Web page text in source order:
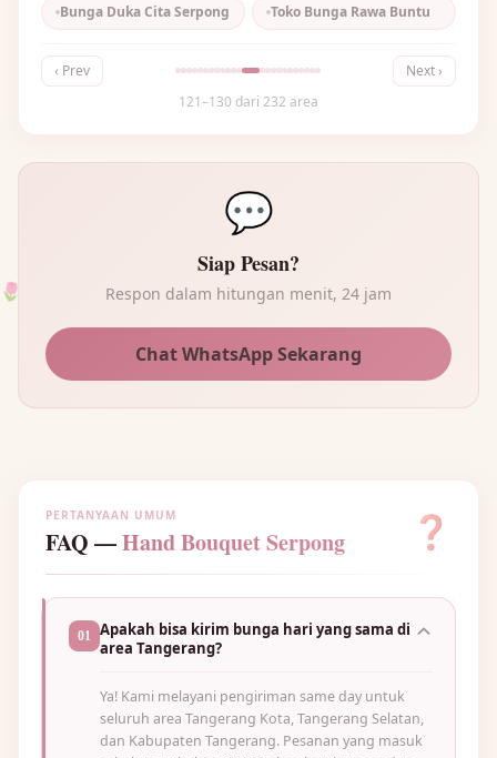
🌷
Bunga Duka Cita Serpong Toko Bunga Rawa Buntu
‹ Prev
Next ›
121–130 dari 232 area
💬
Siap Pesan?
Respon dalam hitungan menit, 24 jam
Chat WhatsApp Sekarang
PERTANYAAN UMUM
FAQ —Hand Bouquet Serpong ❓
01
Apakah bisa kirim bunga hari yang sama di
area Tangerang?
Ya! Kami melayani pengiriman same day untuk
seluruh area Tangerang Kota, Tangerang Selatan,
dan Kabupaten Tangerang. Pesanan yang masuk